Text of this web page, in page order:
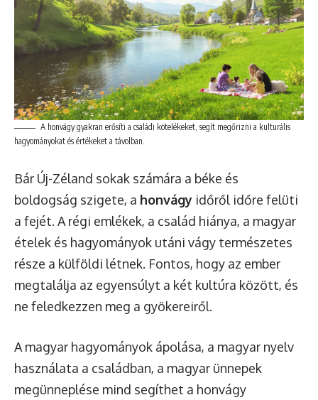
A honvágy gyakran erősíti a családi kötelékeket, segít megőrizni a kulturális
hagyományokat és értékeket a távolban.
Bár Új-Zéland sokak számára a béke és
boldogság szigete, a honvágy időről időre felüti
a fejét. A régi emlékek, a család hiánya, a magyar
ételek és hagyományok utáni vágy természetes
része a külföldi létnek. Fontos, hogy az ember
megtalálja az egyensúlyt a két kultúra között, és
ne feledkezzen meg a gyökereiről.
A magyar hagyományok ápolása, a magyar nyelv
használata a családban, a magyar ünnepek
megünneplése mind segíthet a honvágy